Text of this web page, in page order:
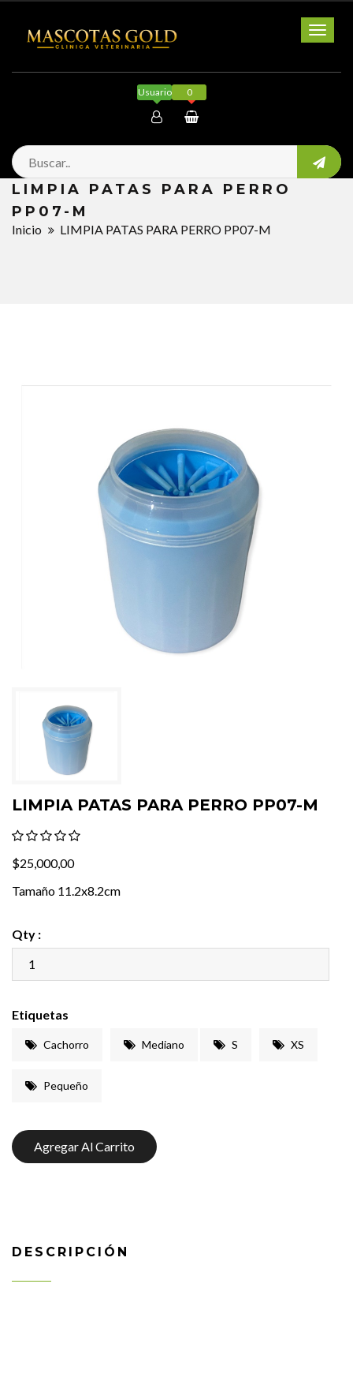
Usuario
Salir
0
LIMPIA PATAS PARA PERRO
PP07-M
Inicio LIMPIA PATAS PARA PERRO PP07-M
LIMPIA PATAS PARA PERRO PP07-M
$25,000,00
Tamaño 11.2x8.2cm
Qty :
Etiquetas
Cachorro Mediano S XS
Pequeño
Agregar Al Carrito
DESCRIPCIÓN